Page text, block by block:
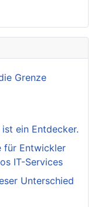
Grenze
ein Entdecker.
für Entwickler
IT-Services
Unterschied